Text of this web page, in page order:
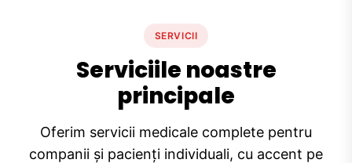
SERVICII
Serviciile noastre
principale
Oferim servicii medicale complete pentru
companii și pacienți individuali, cu accent pe